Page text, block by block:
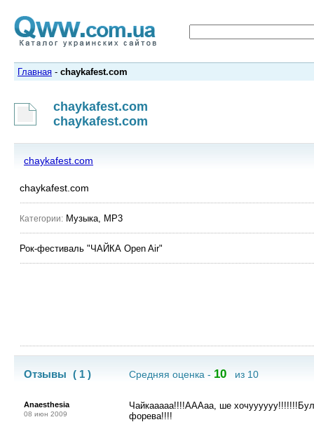
Главная - chaykafest.com
chaykafest.com
chaykafest.com
chaykafest.com
chaykafest.com
Категории: Музыка, MP3
Рок-фестиваль "ЧАЙКА Open Air"
Отзывы ( 1 ) Средняя оценка - 10 из 10
Anaesthesia
08 июн 2009
Чайкааааа!!!!АААаа, ше
форева!!!!